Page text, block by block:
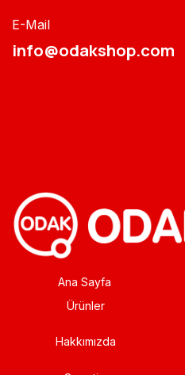
E-Mail
info@odakshop.com​
Ana Sayfa
Ürünler
Hakkımızda